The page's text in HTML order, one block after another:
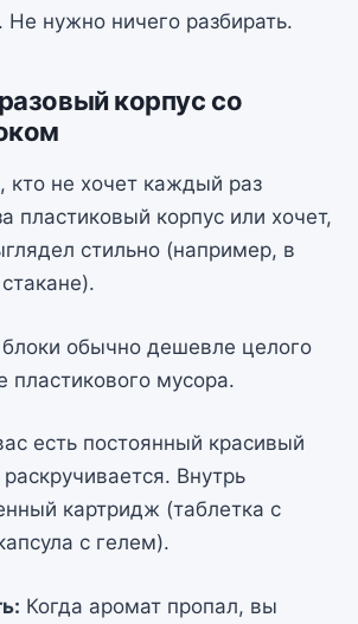
Не нужно ничего разбирать.
корпус со
кто не хочет каждый раз
пластиковый корпус или хочет,
стильно (например, в
обычно дешевле целого
пластикового мусора.
есть постоянный красивый
Внутрь
картридж (таблетка с
с гелем).
Когда аромат пропал, вы